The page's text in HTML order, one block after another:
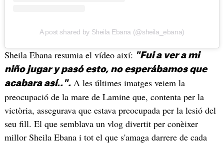
A post shared by Sheila Ebana (@sheila_ebana)
Sheila Ebana resumia el vídeo així: "Fui a ver a mi
niño jugar y pasó esto, no esperábamos que
acabara así..".A les últimes imatges veiem la
preocupació de la mare de Lamine que, contenta per la
victòria, assegurava que estava preocupada per la lesió del
seu fill. El que semblava un vlog divertit per conèixer
millor Sheila Ebana i tot el que s'amaga darrere de cada